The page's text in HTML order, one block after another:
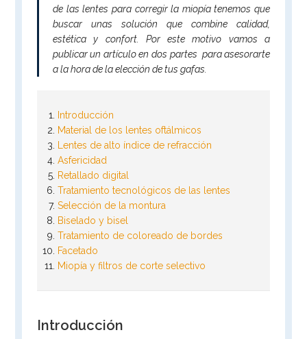
de las lentes para corregir la miopía tenemos que
buscar unas solución que combine calidad,
estética y confort. Por este motivo vamos a
publicar un artículo en dos partes para asesorarte
a la hora de la elección de tus gafas.
Introducción
Material de los lentes oftálmicos
Lentes de alto índice de refracción
Asfericidad
Retallado digital
Tratamiento tecnológicos de las lentes
Selección de la montura
Biselado y bisel
Tratamiento de coloreado de bordes
Facetado
Miopía y filtros de corte selectivo
Introducción